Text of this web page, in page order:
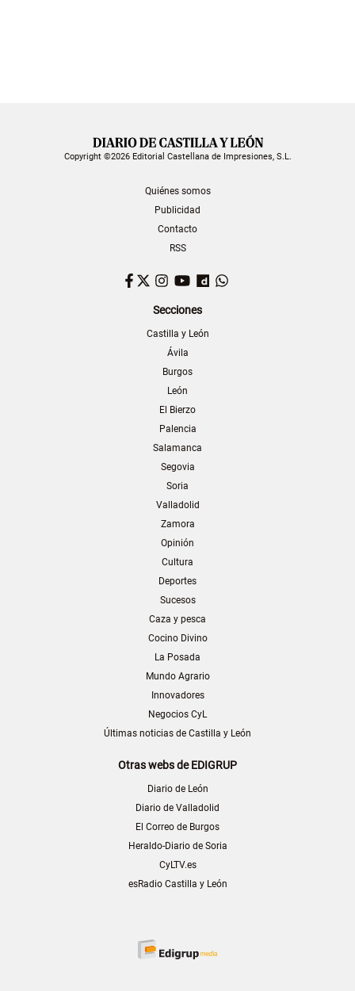
Copyright ©2026 Editorial Castellana de Impresiones, S.L.
Quiénes somos
Publicidad
Contacto
RSS
Facebook
TwitterInstagram
YouTubeDailymotion
Secciones
Castilla y León
Ávila
Burgos
León
El Bierzo
Palencia
Salamanca
Segovia
Soria
Valladolid
Zamora
Opinión
Cultura
Deportes
Sucesos
Caza y pesca
Cocino Divino
La Posada
Mundo Agrario
Innovadores
Negocios CyL
Últimas noticias de Castilla y León
Otras webs de EDIGRUP
Diario de León
Diario de Valladolid
El Correo de Burgos
Heraldo-Diario de Soria
CyLTV.es
esRadio Castilla y León